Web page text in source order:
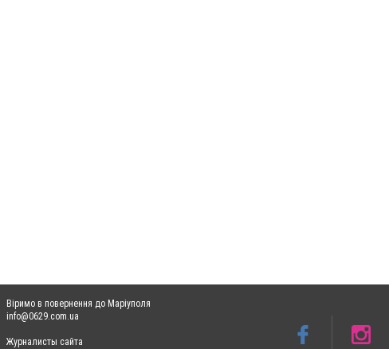
Віримо в повернення до Маріуполя
info@0629.com.ua
Журналисты сайта